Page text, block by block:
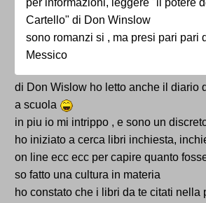
per informazioni, leggere "il potere
Cartello" di Don Winslow
sono romanzi si , ma presi pari pari
Messico
di Don Wislow ho letto anche il diario
a scuola
in piu io mi intrippo , e sono un
ho iniziato a cerca libri inchiesta,
on line ecc ecc per capire quanto
so fatto una cultura in materia
ho constato che i libri da te citati nella